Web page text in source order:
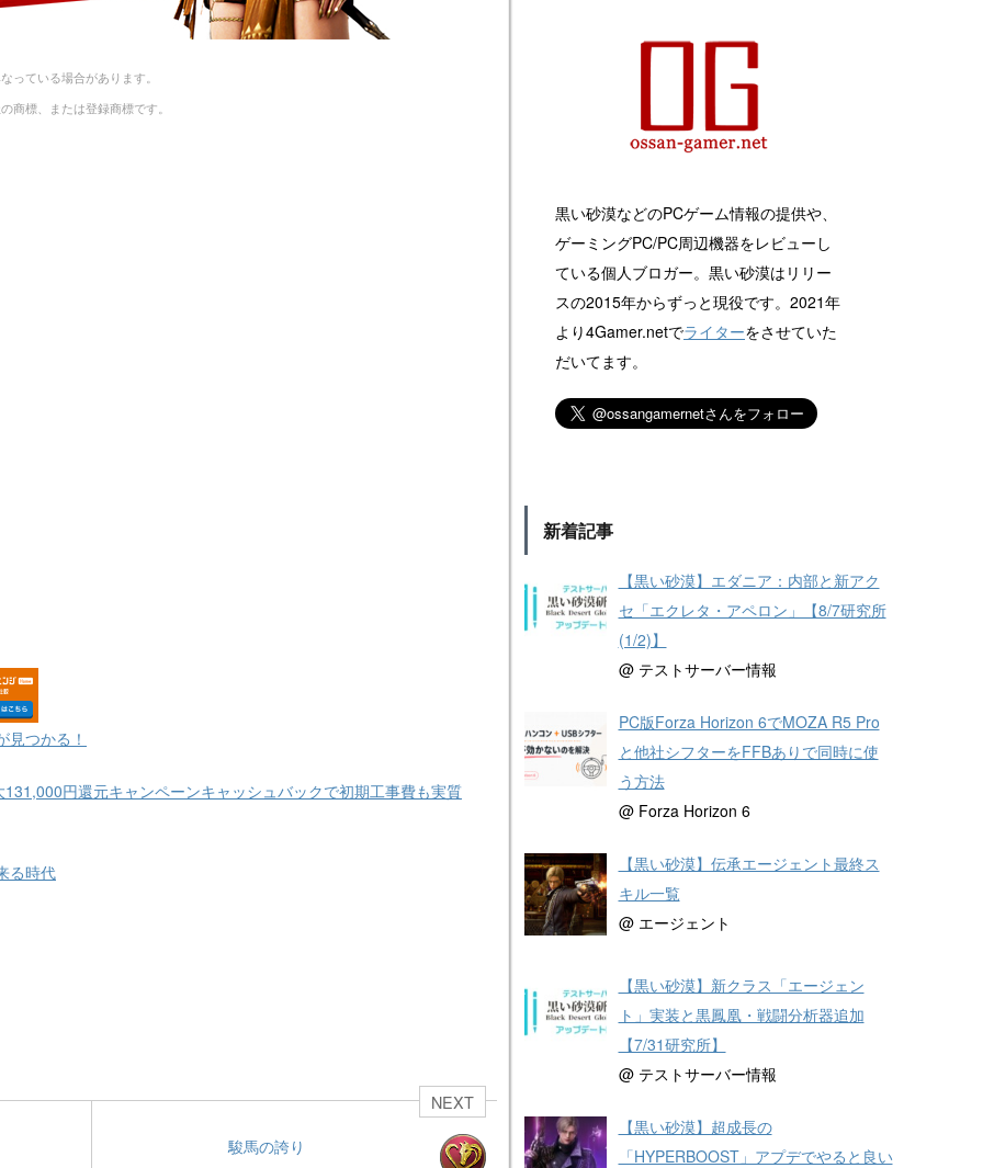
っている場合があります。
商標、または登録商標です。
つかる！
円還元キャンペーンキャッシュバックで初期工事費も実質
る時代
NEXT
駿馬の誇り
黒い砂漠などのPCゲーム情報の提供や、
ゲーミングPC/PC周辺機器をレビューし
ている個人ブロガー。黒い砂漠はリリー
スの2015年からずっと現役です。2021年
より4Gamer.netでライターをさせていた
だいてます。
新着記事
【黒い砂漠】エダニア：内部と新アク
セ「エクレタ・アペロン」【8/7研究所
(1/2)】
@ テストサーバー情報
PC版Forza Horizon 6でMOZA R5 Pro
と他社シフターをFFBありで同時に使
う方法
@ Forza Horizon 6
【黒い砂漠】伝承エージェント最終ス
キル一覧
@ エージェント
【黒い砂漠】新クラス「エージェン
ト」実装と黒鳳凰・戦闘分析器追加
【7/31研究所】
@ テストサーバー情報
【黒い砂漠】超成長の
「HYPERBOOST」アプデでやると良い